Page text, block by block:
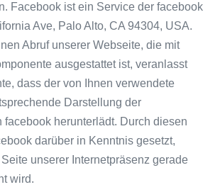
Facebook ist ein Service der facebook
Ave, Palo Alto, CA 94304, USA.
Abruf unserer Webseite, die mit
ausgestattet ist, veranlasst
dass der von Ihnen verwendete
Darstellung der
facebook herunterlädt. Durch diesen
darüber in Kenntnis gesetzt,
unserer Internetpräsenz gerade
wird.